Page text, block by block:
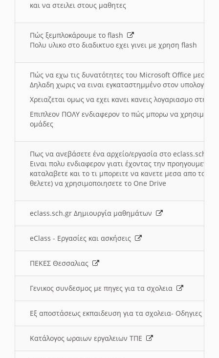
και να στειλει στους μαθητες
Πώς ξεμπλοκάρουμε το flash
Πολυ υλικο στο διαδικτυο εχει γινει με χρηση flash
Πώς να εχω τις δυνατότητες του Microsoft Office μεσω
Δηλαδη χωρις να ειναι εγκαταστημμένο στον
Χρειαζεται ομως να εχει κανει κανεις λογαριασμο στη
Επιπλεον ΠΟΛΥ ενδιαφερον το πώς μπορω να
ομάδες
Πως να ανεβάσετε ένα αρχείο/εργασία στο eclass.sch.gr
Ειναι πολυ ενδιαφερον γιατι έχοντας την
καταλαβετε και το τι μπορειτε να κανετε μεσα απο το
θελετε) να χρησιμοποιησετε το One Drive
eclass.sch.gr Δημιουργία μαθημάτων
eClass - Εργασίες και ασκήσεις
ΠΕΚΕΣ Θεσσαλιας
Γενικος συνδεσμος με πηγες για τα σχολεια
Εξ αποστάσεως εκπαιδευση για τα σχολεια- Οδηγιες
Κατάλογος ωραιων εργαλειων ΤΠΕ